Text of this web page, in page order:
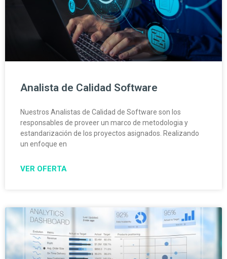
Analista de Calidad Software
Nuestros Analistas de Calidad de Software son los
responsables de proveer un marco de metodologia y
estandarización de los proyectos asignados. Realizando
un enfoque en
VER OFERTA